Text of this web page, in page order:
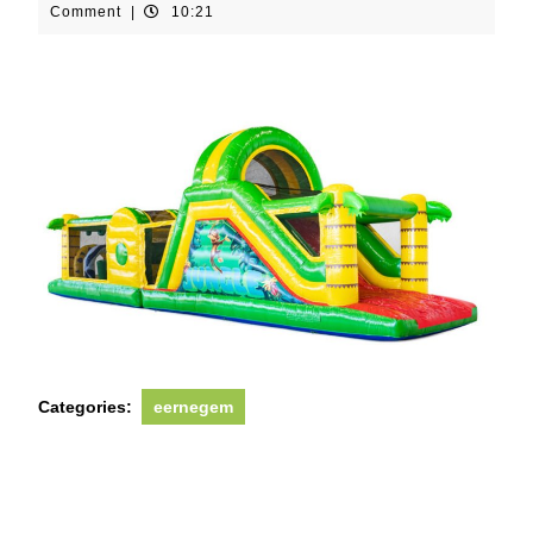
mei
Comment
10:21
Categories: eernegem